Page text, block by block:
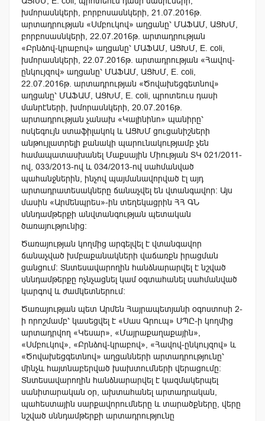
խմորասնկերի, բորբոսասնկերի, 21.07.2016թ.
արտադրության «Սմբուկով» աղցանը՝ ՄԱՖԱՄ, ԱՑԽՄ,
բորբոսասնկերի, 22.07.2016թ. արտադրության
«Բրնձով-կրաբով» աղցանը՝ ՄԱՖԱՄ, ԱՑԽՄ, E. coli,
խմորասնկերի, 22.07.2016թ. արտադրության «Հավով-
ընկույզով» աղցանը՝ ՄԱՖԱՄ, ԱՑԽՄ, E. coli,
22.07.2016թ. արտադրության «Ծովախեցգետնով»
աղցանը՝ ՄԱՖԱՄ, ԱՑԽՄ, E. coli, պրոտեուս դասի
մանրէների, խմորասնկերի, 20.07.2016թ.
արտադրության չանախ «Կալինինո» պանիրը՝
ոսկեգույն ստաֆիլակոկ և ԱՑԽՄ ցուցանիշների
անթույլատրելի քանակի պարունակությամբ չեն
համապատասխանել Մաքսային Միության ՏԿ 021/2011-
ով, 033/2013-ով և 034/2013-ով սահմանված
պահանջներին, ինչով պայմանավորված էլ այդ
արտադրատեսակները ճանաչվել են վտանգավոր: Այս
մասին «Արմենպրես»-ին տեղեկացրին ՀՀ ԳՆ
սննդամթերքի անվտանգության պետական
ծառայությունից:
Ծառայության կողմից արգելվել է վտանգավոր
ճանաչված խմբաքանակների վաճառքն իրացման
ցանցում: Տնտեսավարողին հանձնարարվել է նշված
սննդամթերքը ոչնչացնել կամ օգտահանել սահմանված
կարգով և ժամկետներում:
Ծառայության պետ Արմեն Հայրապետյանի օգոստոսի 2-
ի որոշմամբ՝ կասեցվել է «Սաս Գրուպ» ՍՊԸ-ի կողմից
արտադրվող «Կեսար», «Մայրաքաղաքային»,
«Սմբուկով», «Բրնձով-կրաբով», «Հավով-ընկույզով» և
«Ծովախեցգետնով» աղցանների արտադրությունը՝
մինչև հայտնաբերված խախտումների վերացումը:
Տնտեսավարողին հանձնարարվել է կազմակերպել
սանիտարական օր, ախտահանել արտադրական,
պահեստային սարքավորումները և տարածքները, վերը
նշված սննդամթերքի արտադրությունը